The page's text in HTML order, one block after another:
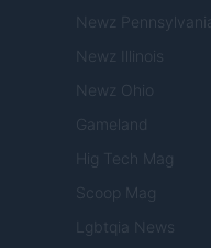
Newz Pennsylvania
Newz Illinois
Newz Ohio
Gameland
Hig Tech Mag
Scoop Mag
Lgbtqia News